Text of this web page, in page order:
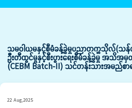
သမဝါယမနှင့်စီမံခန့်ခွဲမှုပညာတက္ကသိုလ်(သ
ဦးတီထွင်မှုနှင့်စီးပွားရေးစီမံခန့်ခွဲမှု အသိ
(CEBM Batch-II) သင်တန်းသားအမည်စာရ
22 Aug,2025